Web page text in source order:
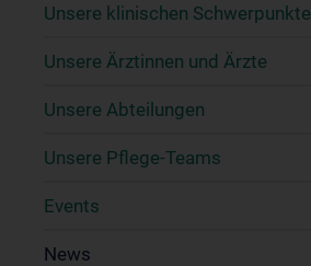
Unsere klinischen Schwerpunkte
Unsere Ärztinnen und Ärzte
Unsere Abteilungen
Unsere Pflege-Teams
Events
News